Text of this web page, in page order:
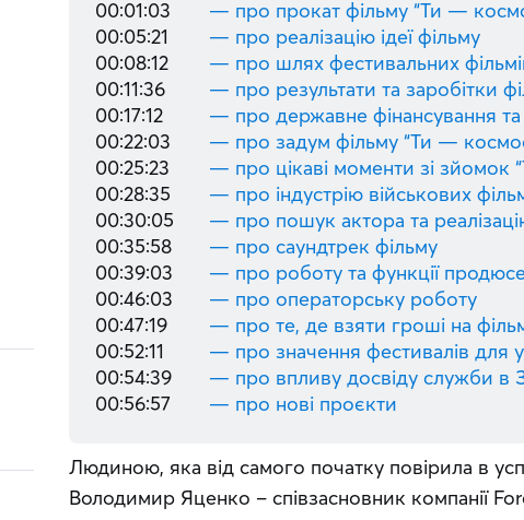
00:01:03
— про прокат фільму “Ти —
00:05:21
— про реалізацію ідеї фільму
00:08:12
— про шлях фестивальних
00:11:36
— про результати та заробітки
00:17:12
— про державне фінансування
00:22:03
— про задум фільму “Ти —
00:25:23
— про цікаві моменти зі зйомок
00:28:35
— про індустрію військових
00:30:05
— про пошук актора та
00:35:58
— про саундтрек фільму
00:39:03
— про роботу та функції
00:46:03
— про операторську роботу
00:47:19
— про те, де взяти гроші на
00:52:11
— про значення фестивалів для
00:54:39
— про впливу досвіду служби в
00:56:57
— про нові проєкти
Людиною, яка від самого початку повірила в
Володимир Яценко – співзасновник компанії